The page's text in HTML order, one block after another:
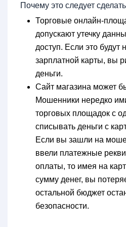
Почему это следует
Торговые онлайн-
допускают утечку
доступ. Если это
зарплатной карты, вы
деньги.
Сайт магазина может
Мошенники нередко
торговых площадок с
списывать деньги с
Если вы зашли на
ввели платежные
оплаты, то имея на
сумму денег, вы
остальной бюджет
безопасности.